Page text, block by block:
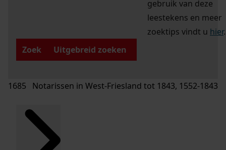
gebruik van deze
leestekens en meer
zoektips vindt u hier.
Zoek
Uitgebreid zoeken
1685 Notarissen in West-Friesland tot 1843, 1552-1843